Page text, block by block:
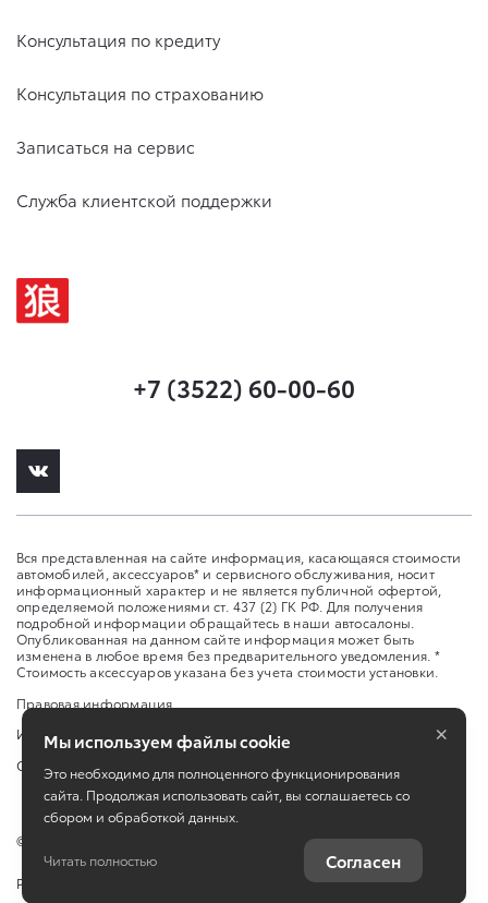
Консультация по кредиту
Консультация по страхованию
Записаться на сервис
Служба клиентской поддержки
+7 (3522) 60-00-60
Вся представленная на сайте информация, касающаяся стоимости
автомобилей, аксессуаров* и сервисного обслуживания, носит
информационный характер и не является публичной офертой,
определяемой положениями ст. 437 (2) ГК РФ. Для получения
подробной информации обращайтесь в наши автосалоны.
Опубликованная на данном сайте информация может быть
изменена в любое время без предварительного уведомления. *
Стоимость аксессуаров указана без учета стоимости установки.
Правовая информация
Изменить настройку cookies
Сбросить cookie
©
Работает на технологиях
Мы используем файлы cookie
Это необходимо для полноценного функционирования
сайта. Продолжая использовать сайт, вы соглашаетесь со
сбором и обработкой данных.
Читать полностью Согласен
×